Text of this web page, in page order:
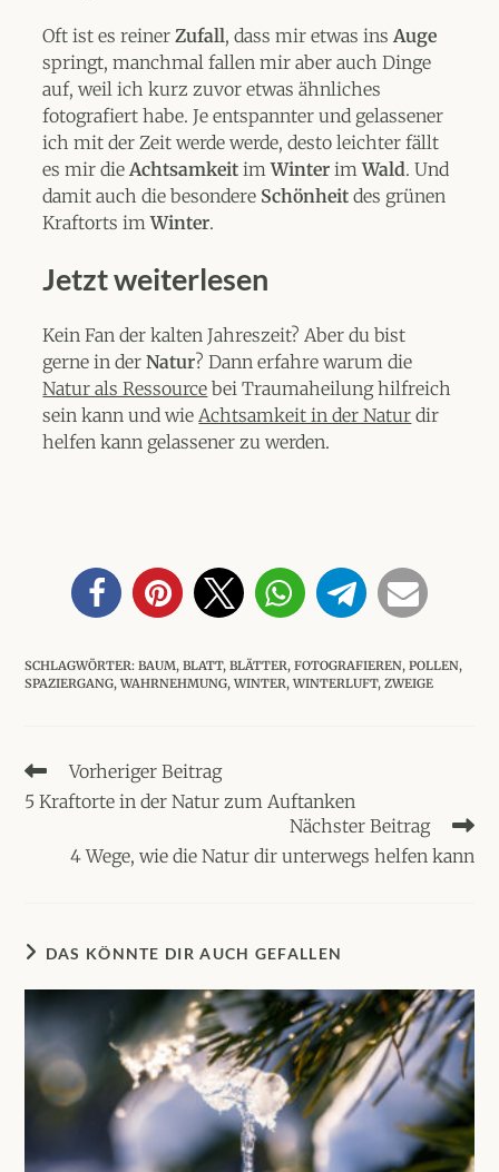
Oft ist es reinerZufall, dass mir etwas insAuge
springt, manchmal fallen mir aber auch Dinge
auf, weil ich kurz zuvor etwas ähnliches
fotografiert habe. Je entspannter und gelassener
ich mit der Zeit werde werde, desto leichter fällt
es mir dieAchtsamkeitimWinterimWald. Und
damit auch die besondere Schönheitdes grünen
Kraftorts imWinter.
Jetzt weiterlesen
Kein Fan der kalten Jahreszeit? Aber du bist
gerne in derNatur? Dann erfahre warum die
Natur als Ressource bei Traumaheilung hilfreich
sein kann und wieAchtsamkeit in der Natur dir
helfen kann gelassener zu werden.
SCHLAGWÖRTER:BAUM, BLATT, BLÄTTER, FOTOGRAFIEREN, POLLEN,
SPAZIERGANG, WAHRNEHMUNG, WINTER, WINTERLUFT, ZWEIGE
Weitere
Artikel
ansehen
Vorheriger Beitrag
5 Kraftorte in der Natur zum Auftanken
Nächster Beitrag
4 Wege, wie die Natur dir unterwegs helfen kann
DAS KÖNNTE DIR AUCH GEFALLEN